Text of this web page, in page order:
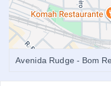
Avenida Rudge - Bom